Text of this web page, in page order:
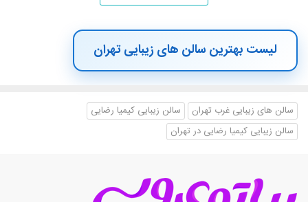
لیست بهترین سالن های زیبایی تهران
سالن های زیبایی غرب تهران
سالن زیبایی کیمیا رضایی
سالن زیبایی کیمیا رضایی در تهران